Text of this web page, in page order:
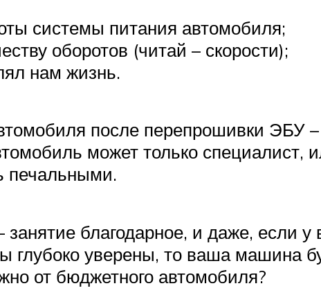
системы питания автомобиля;
оборотов (читай – скорости);
нам жизнь.
после перепрошивки ЭБУ –
может только
печальными.
благодарное, и даже, если у
глубоко уверены, то ваша машина
от бюджетного автомобиля?